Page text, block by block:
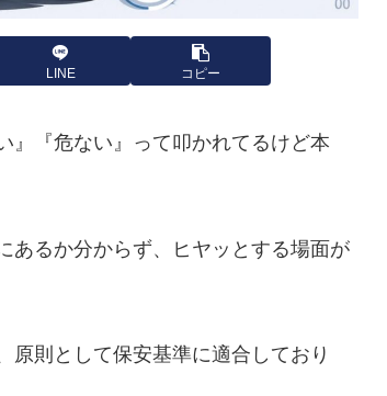
LINE コピー
』『危ない』って叩かれてるけど本
あるか分からず、ヒヤッとする場面が
原則として保安基準に適合しており